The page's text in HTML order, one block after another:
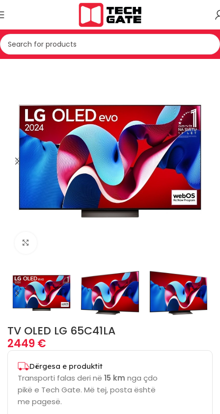
Kreu TV & AUDIO TV
TV OLED LG 65C41LA
2449€
Dërgesa e produktit
Transporti falas deri në 15 km nga çdo
pikë e Tech Gate. Më tej, posta është
me pagesë.